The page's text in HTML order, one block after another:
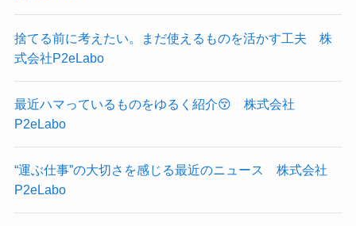
捨てる前に考えたい。まだ使えるものを活かす工夫 株
式会社P2eLabo
最近ハマっているものをゆるく紹介😚 株式会社
P2eLabo
“運ぶ仕事”の大切さを感じる最近のニュース 株式会社
P2eLabo